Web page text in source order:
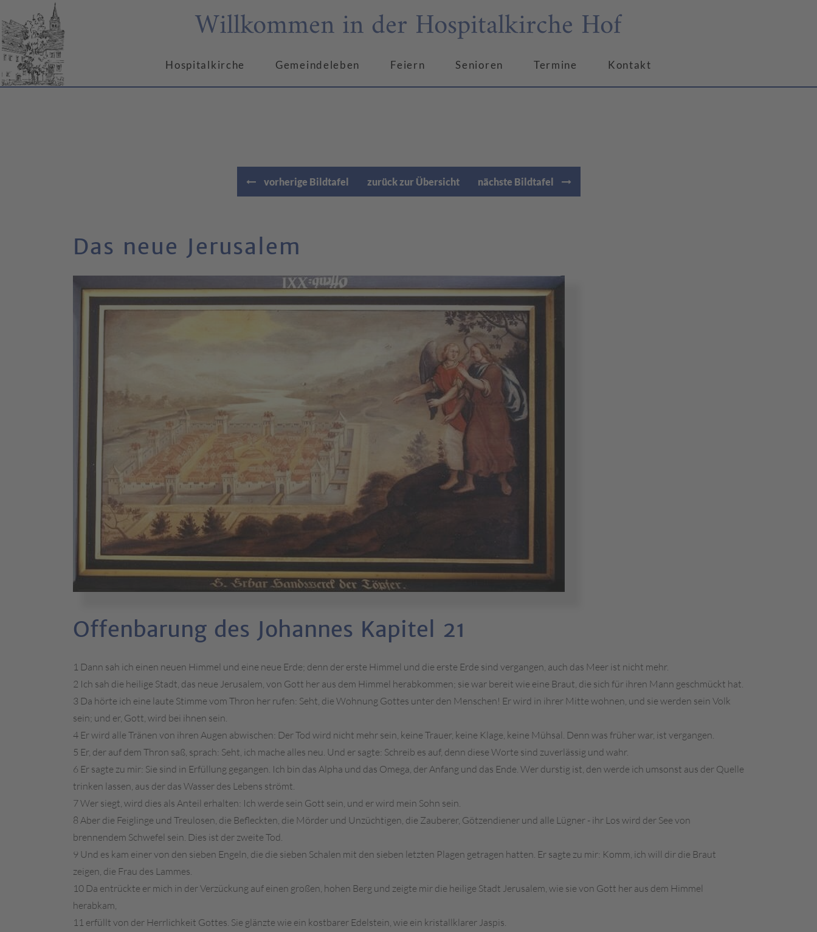
Willkommen in der Hospitalkirche Hof
Hospitalkirche Gemeindeleben Feiern Senioren Termine Kontakt
vorherige Bildtafel zurück zur Übersicht nächste Bildtafel
Das neue Jerusalem
Offenbarung des Johannes Kapitel 21
1 Dann sah ich einen neuen Himmel und eine neue Erde; denn der erste Himmel und die erste Erde sind vergangen, auch das Meer ist nicht mehr.
2 Ich sah die heilige Stadt, das neue Jerusalem, von Gott her aus dem Himmel herabkommen; sie war bereit wie eine Braut, die sich für ihren Mann geschmückt hat.
3 Da hörte ich eine laute Stimme vom Thron her rufen: Seht, die Wohnung Gottes unter den Menschen! Er wird in ihrer Mitte wohnen, und sie werden sein Volk
sein; und er, Gott, wird bei ihnen sein.
4 Er wird alle Tränen von ihren Augen abwischen: Der Tod wird nicht mehr sein, keine Trauer, keine Klage, keine Mühsal. Denn was früher war, ist vergangen.
5 Er, der auf dem Thron saß, sprach: Seht, ich mache alles neu. Und er sagte: Schreib es auf, denn diese Worte sind zuverlässig und wahr.
6 Er sagte zu mir: Sie sind in Erfüllung gegangen. Ich bin das Alpha und das Omega, der Anfang und das Ende. Wer durstig ist, den werde ich umsonst aus der Quelle
trinken lassen, aus der das Wasser des Lebens strömt.
7 Wer siegt, wird dies als Anteil erhalten: Ich werde sein Gott sein, und er wird mein Sohn sein.
8 Aber die Feiglinge und Treulosen, die Befleckten, die Mörder und Unzüchtigen, die Zauberer, Götzendiener und alle Lügner - ihr Los wird der See von
brennendem Schwefel sein. Dies ist der zweite Tod.
9 Und es kam einer von den sieben Engeln, die die sieben Schalen mit den sieben letzten Plagen getragen hatten. Er sagte zu mir: Komm, ich will dir die Braut
zeigen, die Frau des Lammes.
10 Da entrückte er mich in der Verzückung auf einen großen, hohen Berg und zeigte mir die heilige Stadt Jerusalem, wie sie von Gott her aus dem Himmel
herabkam,
11 erfüllt von der Herrlichkeit Gottes. Sie glänzte wie ein kostbarer Edelstein, wie ein kristallklarer Jaspis.